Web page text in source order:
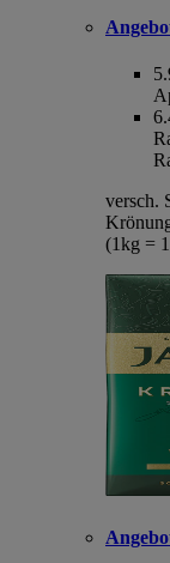
versch.
(1kg =